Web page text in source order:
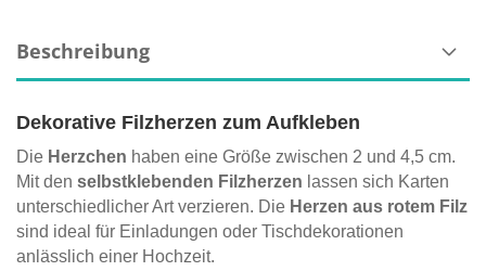
Beschreibung
Dekorative Filzherzen zum Aufkleben
Die Herzchen haben eine Größe zwischen 2 und 4,5 cm.
Mit den selbstklebenden Filzherzen lassen sich Karten
unterschiedlicher Art verzieren. Die Herzen aus rotem Filz
sind ideal für Einladungen oder Tischdekorationen
anlässlich einer Hochzeit.